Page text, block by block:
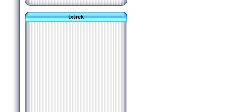
txtrek